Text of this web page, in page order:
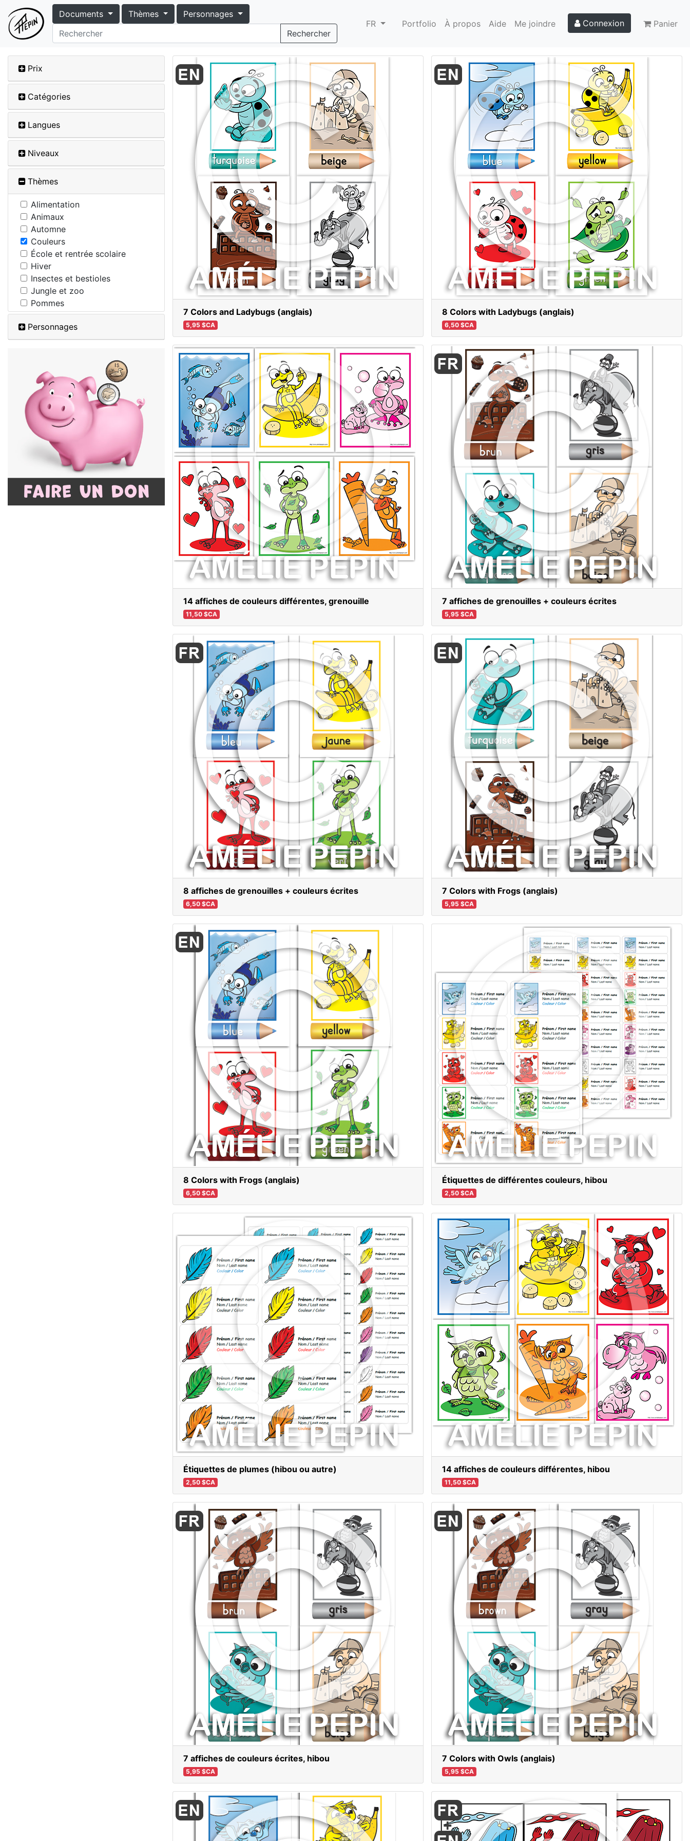
Documents Thèmes
Personnages
Rechercher
FR Portfolio À propos Aide Me joindre Connexion Panier
Prix
Catégories
Langues
Niveaux
Thèmes
Alimentation
Animaux
Automne
Couleurs
École et rentrée scolaire
Hiver
Insectes et bestioles
Jungle et zoo
Pommes
Personnages
7 Colors and Ladybugs (anglais)
5,95 $CA
8 Colors with Ladybugs (anglais)
6,50 $CA
14 affiches de couleurs différentes, grenouille
11,50 $CA
7 affiches de grenouilles + couleurs écrites
5,95 $CA
8 affiches de grenouilles + couleurs écrites
6,50 $CA
7 Colors with Frogs (anglais)
5,95 $CA
8 Colors with Frogs (anglais)
6,50 $CA
Étiquettes de différentes couleurs, hibou
2,50 $CA
Étiquettes de plumes (hibou ou autre)
2,50 $CA
14 affiches de couleurs différentes, hibou
11,50 $CA
7 affiches de couleurs écrites, hibou
5,95 $CA
7 Colors with Owls (anglais)
5,95 $CA